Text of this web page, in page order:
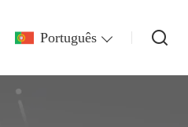
Português